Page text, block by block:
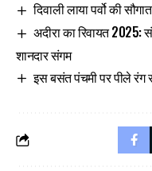
दिवाली लाया पर्वो की सौगात
अदीरा का रिवायत
शानदार संगम
इस बसंत पंचमी पर पीले